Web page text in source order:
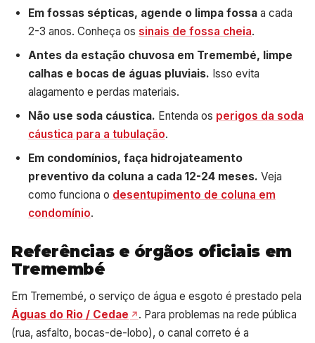
Em fossas sépticas, agende o limpa fossa a cada
2-3 anos. Conheça os sinais de fossa cheia.
Antes da estação chuvosa em Tremembé, limpe
calhas e bocas de águas pluviais. Isso evita
alagamento e perdas materiais.
Não use soda cáustica. Entenda os perigos da soda
cáustica para a tubulação.
Em condomínios, faça hidrojateamento
preventivo da coluna a cada 12-24 meses. Veja
como funciona o desentupimento de coluna em
condomínio.
Referências e órgãos oficiais em
Tremembé
Em Tremembé, o serviço de água e esgoto é prestado pela
Águas do Rio / Cedae
. Para problemas na rede pública
(rua, asfalto, bocas-de-lobo), o canal correto é a